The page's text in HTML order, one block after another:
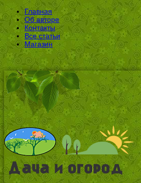
Главная
Об авторе
Контакты
Все статьи
Магазин